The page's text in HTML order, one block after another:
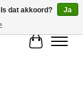
dat akkoord?
Ja